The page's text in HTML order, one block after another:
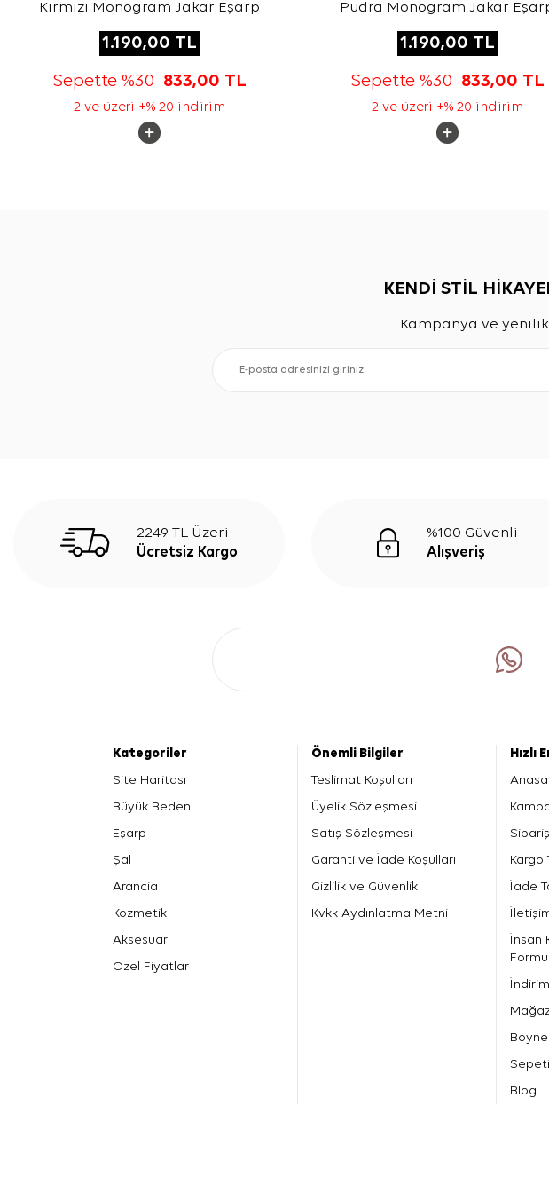
Kırmızı Monogram Jakar Eşarp
1.190,00 TL
Sepette %30 833,00 TL
2 ve üzeri +% 20 indirim
Pudra Monogram Jakar
1.190,00 TL
Sepette %30 833,00 TL
2 ve üzeri +% 20 indirim
KENDİ STİL
Kampanya ve
2249 TL Üzeri
Ücretsiz Kargo
%100 Güvenli
Alışveriş
Kategoriler
Site Haritası
Büyük Beden
Eşarp
Şal
Arancia
Kozmetik
Aksesuar
Özel Fiyatlar
Önemli Bilgiler
Teslimat Koşulları
Üyelik Sözleşmesi
Satış Sözleşmesi
Garanti ve İade Koşulları
Gizlilik ve Güvenlik
Kvkk Aydınlatma Metni
Hızlı
Kargo
İade
İnsan
Formu
Blog